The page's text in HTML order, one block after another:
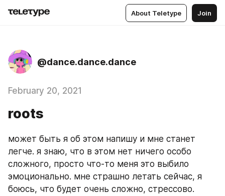
About Teletype Join
@dance.dance.dance
February 20, 2021
roots
может быть я об этом напишу и мне станет
легче. я знаю, что в этом нет ничего особо
сложного, просто что-то меня это выбило
эмоционально. мне страшно летать сейчас, я
боюсь, что будет очень сложно, стрессово.